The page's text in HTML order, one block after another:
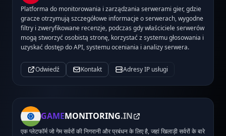
Platforma do monitorowania i zarządzania serwerami gier, gdzie
gracze otrzymują szczegółowe informacje o serwerach, wygodne
filtry i zweryfikowane recenzje, podczas gdy właściciele serwerów
mogą stworzyć osobistą stronę, korzystać z systemu głosowania i
uzyskać dostęp do API, systemu oceniania i analizy serwera.
Odwiedź Kontakt Adresy IP usługi
GAMEMONITORING.IN
एक प्लेटफॉर्म जो गेम सर्वरों की निगरानी और प्रबंधन के लिए है, जहां खिलाड़ी सर्वरों के बारे